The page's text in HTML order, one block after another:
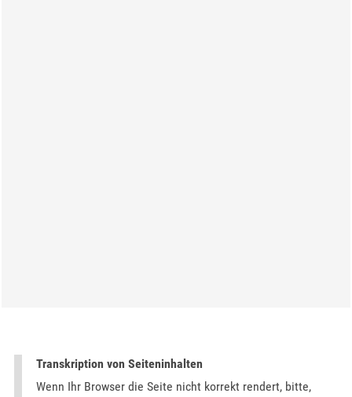
Transkription von Seiteninhalten
Wenn Ihr Browser die Seite nicht korrekt rendert, bitte,